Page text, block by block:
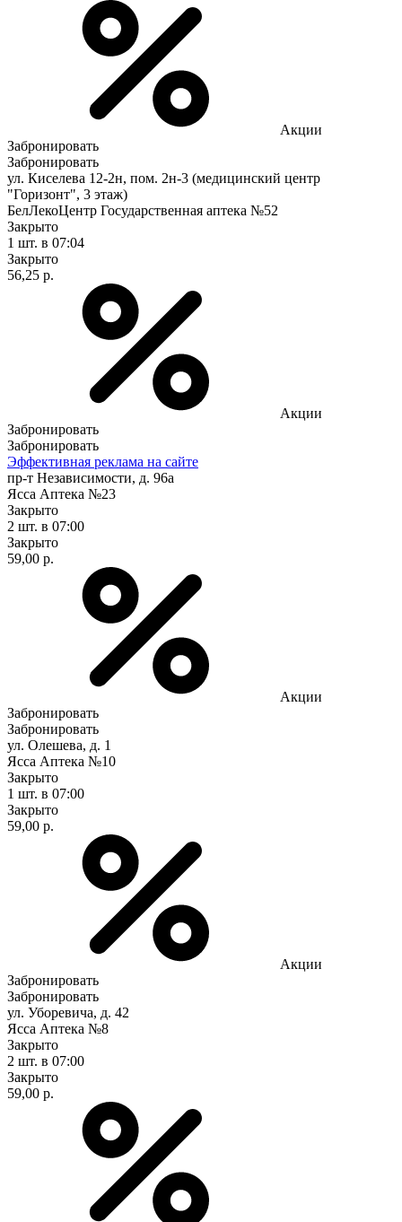
Акции
Забронировать
Забронировать
ул. Киселева 12-2н, пом. 2н-3 (медицинский центр
"Горизонт", 3 этаж)
БелЛекоЦентр Государственная аптека №52
Закрыто
1 шт. в 07:04
Закрыто
56,25 р.
Акции
Забронировать
Забронировать
Эффективная реклама на сайте
пр-т Независимости, д. 96а
Ясса Аптека №23
Закрыто
2 шт. в 07:00
Закрыто
59,00 р.
Акции
Забронировать
Забронировать
ул. Олешева, д. 1
Ясса Аптека №10
Закрыто
1 шт. в 07:00
Закрыто
59,00 р.
Акции
Забронировать
Забронировать
ул. Уборевича, д. 42
Ясса Аптека №8
Закрыто
2 шт. в 07:00
Закрыто
59,00 р.